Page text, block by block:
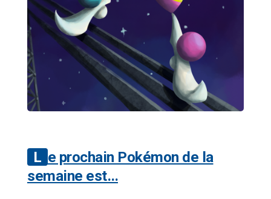
Le prochain Pokémon de la
semaine est…